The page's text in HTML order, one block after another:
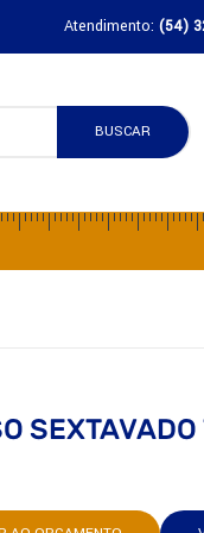
Atendimento: (54)
BUSCAR
SEXTAVADO